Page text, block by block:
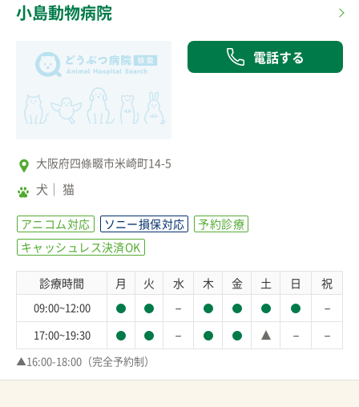
小島動物病院
電話する
大阪府四條畷市米崎町14-5
犬 猫
アニコム対応 ソニー損保対応
予約診療
キャッシュレス決済OK
診療時間 月 火 水 木 金 土 日 祝
09:00~12:00 － －
17:00~19:30 － － －
▲16:00-18:00（完全予約制）